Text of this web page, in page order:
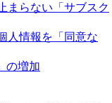
まらない「サブスク
人情報を「同意な
の増加